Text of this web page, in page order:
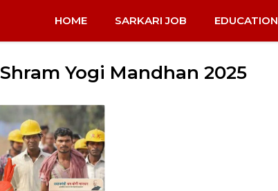
HOME SARKARI JOB EDUCATION
Yogi Mandhan 2025